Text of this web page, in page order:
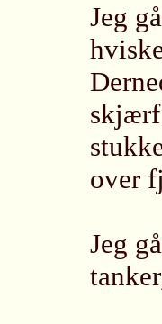
Jeg
skjærf
over
Jeg